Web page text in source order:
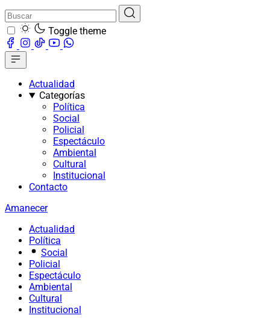
Toggle theme
Actualidad
Categorías
Política
Social
Policial
Espectáculo
Ambiental
Cultural
Institucional
Contacto
Amanecer
Actualidad
Política
Social
Policial
Espectáculo
Ambiental
Cultural
Institucional